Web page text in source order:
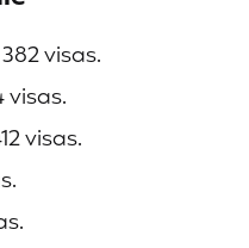
visas.
visas.
visas.